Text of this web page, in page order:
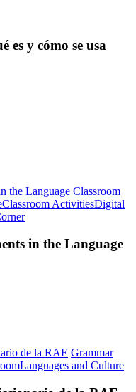
es y cómo se usa
Classroom ActivitiesDigital
Evolving
GenAI:
in the Language
Grammar
Languages and Culture